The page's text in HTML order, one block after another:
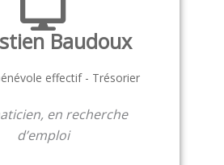
Baudoux
effectif - Trésorier
en recherche
d’emploi